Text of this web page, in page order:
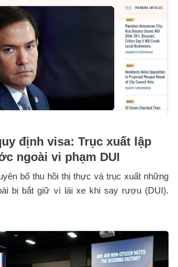
định visa: Trục xuất lập
ngoài vi phạm DUI
bố thu hồi thị thực và trục xuất những
bị bắt giữ vì lái xe khi say rượu (DUI).